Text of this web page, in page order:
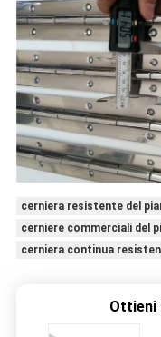
cerniera resistente del
cerniere commerciali del
cerniera continua
Ottieni